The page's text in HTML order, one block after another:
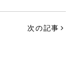
次の記事